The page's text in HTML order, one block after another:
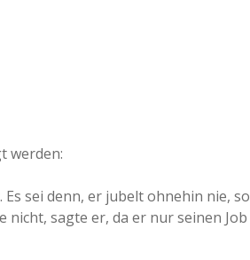
werden:
sei denn, er jubelt ohnehin nie, so
sagte er, da er nur seinen Job